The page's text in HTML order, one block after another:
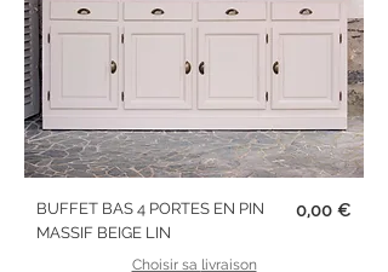
BUFFET BAS 4 PORTES EN PIN
MASSIF BEIGE LIN
Prix
0,00 €
Choisir sa livraison